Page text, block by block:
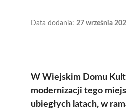
Data dodania: 27 września
W Wiejskim Domu
modernizacji tego
ubiegłych latach, w